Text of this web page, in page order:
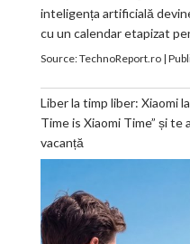
inteligența artificială
cu un calendar etapizat
Source:TechnoReport.ro|
Liber la timp liber: Xiaomi
Time is Xiaomi Time” și te
vacanță